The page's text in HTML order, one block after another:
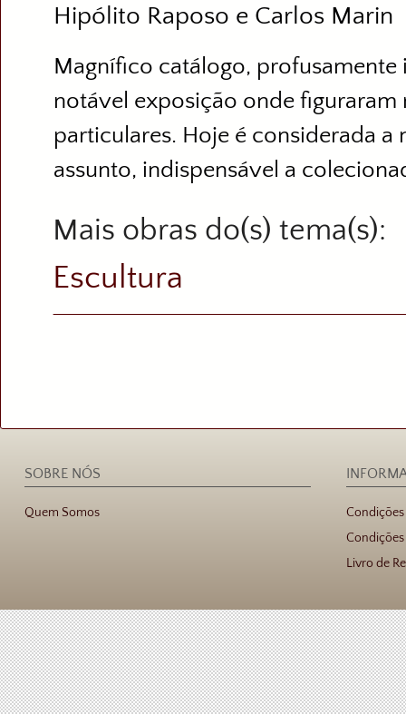
Hipólito Raposo e Carlos Marin
Magnífico catálogo, profusamente
notável exposição onde figuraram
particulares. Hoje é considerada
assunto, indispensável a
Mais obras do(s)
Escultura
SOBRE NÓS
Quem Somos
Condições
Livro de